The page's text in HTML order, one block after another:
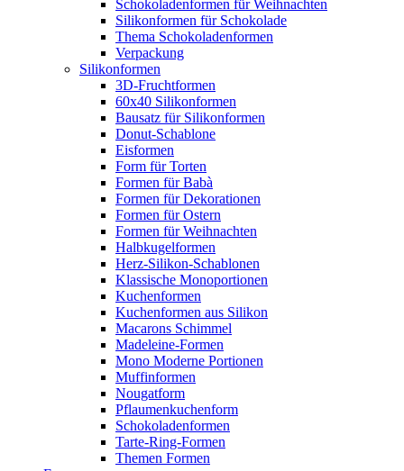
Schokoladenformen für Weihnachten
Silikonformen für Schokolade
Thema Schokoladenformen
Verpackung
Silikonformen
3D-Fruchtformen
60x40 Silikonformen
Bausatz für Silikonformen
Donut-Schablone
Eisformen
Form für Torten
Formen für Babà
Formen für Dekorationen
Formen für Ostern
Formen für Weihnachten
Halbkugelformen
Herz-Silikon-Schablonen
Klassische Monoportionen
Kuchenformen
Kuchenformen aus Silikon
Macarons Schimmel
Madeleine-Formen
Mono Moderne Portionen
Muffinformen
Nougatform
Pflaumenkuchenform
Schokoladenformen
Tarte-Ring-Formen
Themen Formen